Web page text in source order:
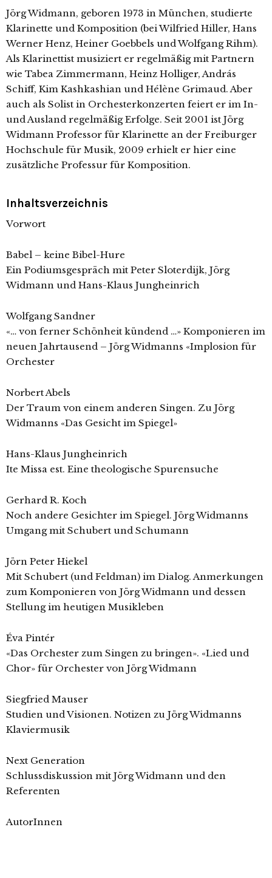
Jörg Widmann, geboren 1973 in München, studierte
Klarinette und Komposition (bei Wilfried Hiller, Hans
Werner Henz, Heiner Goebbels und Wolfgang Rihm).
Als Klarinettist musiziert er regelmäßig mit Partnern
wie Tabea Zimmermann, Heinz Holliger, András
Schiff, Kim Kashkashian und Hélène Grimaud. Aber
auch als Solist in Orchesterkonzerten feiert er im In-
und Ausland regelmäßig Erfolge. Seit 2001 ist Jörg
Widmann Professor für Klarinette an der Freiburger
Hochschule für Musik, 2009 erhielt er hier eine
zusätzliche Professur für Komposition.
Inhaltsverzeichnis
Vorwort
Babel – keine Bibel-Hure
Ein Podiumsgespräch mit Peter Sloterdijk, Jörg
Widmann und Hans-Klaus Jungheinrich
Wolfgang Sandner
«… von ferner Schönheit kündend …» Komponieren im
neuen Jahrtausend – Jörg Widmanns «Implosion für
Orchester
Norbert Abels
Der Traum von einem anderen Singen. Zu Jörg
Widmanns «Das Gesicht im Spiegel»
Hans-Klaus Jungheinrich
Ite Missa est. Eine theologische Spurensuche
Gerhard R. Koch
Noch andere Gesichter im Spiegel. Jörg Widmanns
Umgang mit Schubert und Schumann
Jörn Peter Hiekel
Mit Schubert (und Feldman) im Dialog. Anmerkungen
zum Komponieren von Jörg Widmann und dessen
Stellung im heutigen Musikleben
Éva Pintér
«Das Orchester zum Singen zu bringen». «Lied und
Chor» für Orchester von Jörg Widmann
Siegfried Mauser
Studien und Visionen. Notizen zu Jörg Widmanns
Klaviermusik
Next Generation
Schlussdiskussion mit Jörg Widmann und den
Referenten
AutorInnen